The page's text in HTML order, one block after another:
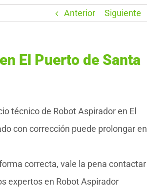
Anterior Siguiente
El Puerto de Santa
técnico de Robot Aspirador en El
con corrección puede prolongar en
correcta, vale la pena contactar
expertos en Robot Aspirador